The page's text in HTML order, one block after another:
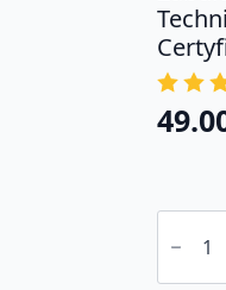
ilość
KURS:
Sen
-